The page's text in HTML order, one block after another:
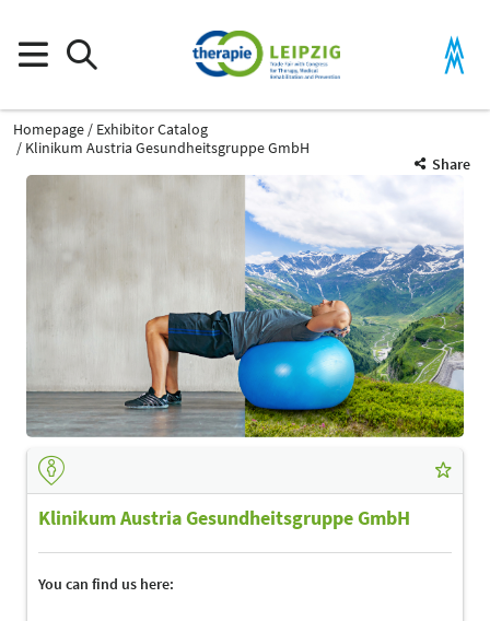
Homepage
Exhibitor Catalog
Klinikum Austria Gesundheitsgruppe GmbH
Share
Klinikum Austria Gesundheitsgruppe GmbH
You can find us here: